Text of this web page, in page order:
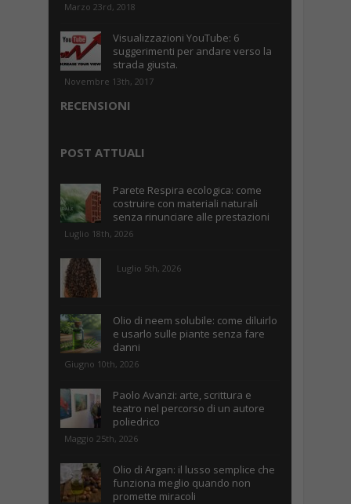
Marzo 23rd, 2018
Visualizzazioni YouTube: 6
suggerimenti per andare verso la
strada giusta.
Novembre 13th, 2017
RECENSIONI
POST ATTUALI
Parete Respira ecologica: come
costruire con materiali naturali
senza rinunciare alle prestazioni
Luglio 18th, 2026
Luglio 5th, 2026
Olio di neem solubile: come diluirlo
e usarlo sulle piante senza fare
danni
Giugno 10th, 2026
Paolo Avanzi: arte, scrittura e
teatro nel percorso di un autore
poliedrico
Maggio 25th, 2026
Olio di Argan: il lusso semplice che
funziona meglio quando non
promette miracoli